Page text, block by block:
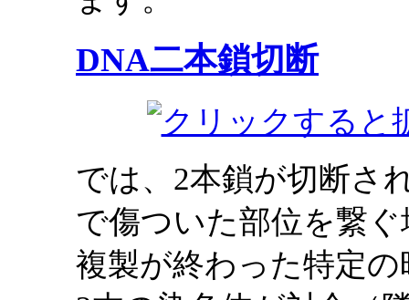
DNA二本鎖切断
では、2本鎖が切断さ
で傷ついた部位を繋
複製が終わった特定